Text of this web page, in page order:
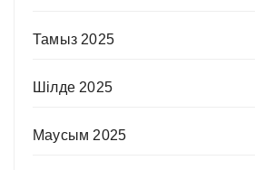
Тамыз 2025
Шілде 2025
Маусым 2025